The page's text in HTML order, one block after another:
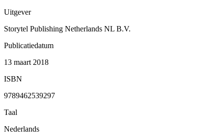
Uitgever
Storytel Publishing Netherlands NL B.V.
Publicatiedatum
13 maart 2018
ISBN
9789462539297
Taal
Nederlands